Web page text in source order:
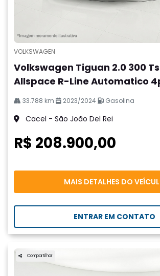
VOLKSWAGEN
Volkswagen Tiguan 2.0 300
Allspace R-Line Automatico
33.788 km 2023/2024 Gasolina
Cacel - São João Del Rei
R$ 208.900,00
MAIS DETALHES DO
ENTRAR EM CONTATO
Compartilhar